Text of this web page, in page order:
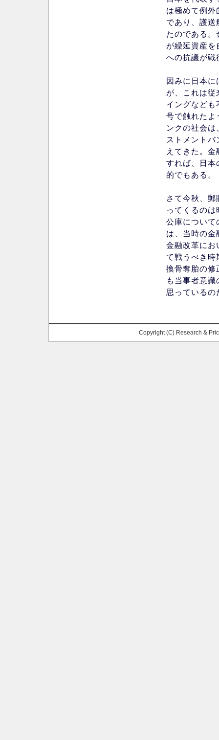
は極めて例外
であり、護送
たのである。
が繰延資産を
への抗議が戦
因みに日本に
が、これは従
イングなども
号で触れたよ
ンクの社会
ストメント
えてきた。
すれば、日本
的でもある。
さて今秋、
ってくるの
公庫について
は、当時の金
金融改革にお
て戦うべき時
換骨奪胎の修
も当事者意
思っているの
Copyright (C) Research &